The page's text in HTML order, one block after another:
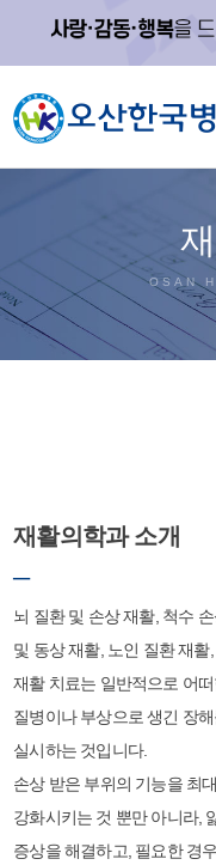
OSAN
재활의학과 소개
─
뇌 질환 및 손상 재활, 척수
및 동상 재활, 노인 질환 재
재활 치료는 일반적으로 어
질병이나 부상으로 생긴 장
실시하는 것입니다.
손상 받은 부위의 기능을 최
강화시키는 것 뿐만 아니라,
증상을 해결하고, 필요한 경